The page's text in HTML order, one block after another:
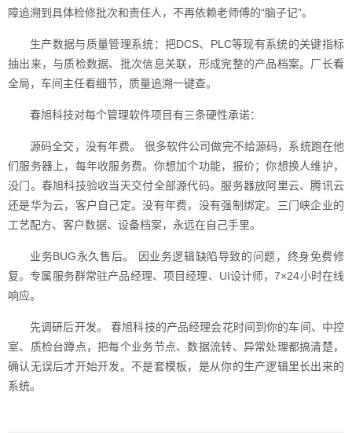
障追溯到具体检修批次和责任人，不再依赖老师傅的“脑子记”。
生产数据与质量管理系统：把DCS、PLC等现有系统的关键指标
抽出来，与质检数据、批次信息关联，形成完整的产品档案。厂长看
全局，车间主任看细节，质量追溯一键查。
春旭科技对每个管理软件项目有三条硬性承诺：
源码全交，没有年费。 很多软件公司做完不给源码，系统跑在他
们服务器上，每年收服务费。你想加个功能，报价；你想换人维护，
没门。春旭科技验收当天交付全部源代码。服务器放阿里云、腾讯云
还是华为云，客户自己定。没有年费，没有强制绑定。三门峡企业的
工艺配方、客户数据、设备档案，永远在自己手里。
业务BUG永久售后。 因业务逻辑缺陷导致的问题，终身免费修
复。专属服务群常驻产品经理、项目经理、UI设计师，7×24小时在线
响应。
先调研后开发。 春旭科技的产品经理会花时间到你的车间、中控
室、质检台蹲点，把每个业务节点、数据流转、异常处理都搞清楚，
确认无误后才开始开发。不是套模板，是从你的生产逻辑里长出来的
系统。